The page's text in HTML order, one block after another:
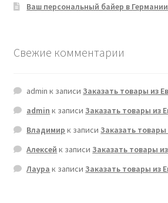
Ваш персональный байер в Германии
Свежие комментарии
admin к записиЗаказать товары из
admin к записиЗаказать товары из
Владимир к записиЗаказать товары
Алексей к записиЗаказать товары
Лаура к записиЗаказать товары из